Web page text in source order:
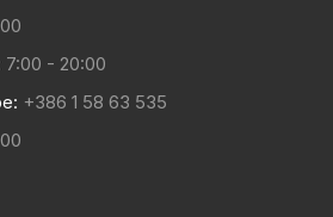
7:00 - 20:00
+386 1 58 63 535